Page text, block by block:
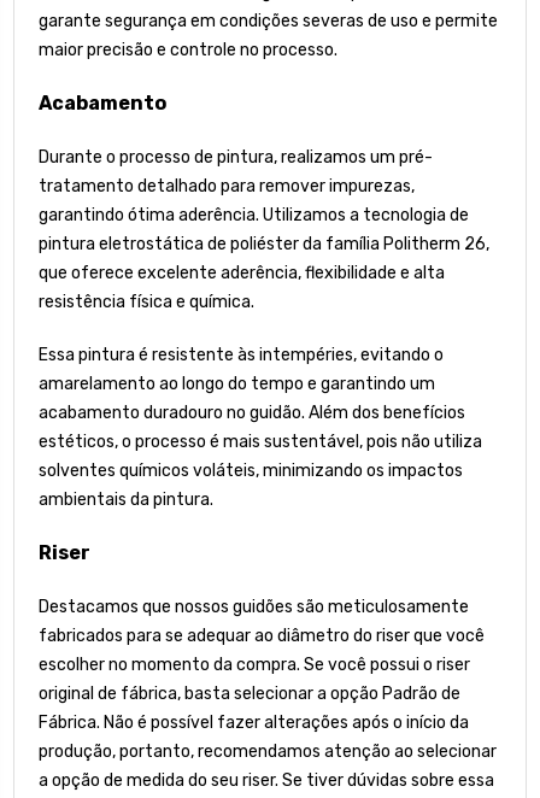
garante segurança em condições severas de uso e permite
maior precisão e controle no processo.
Acabamento
Durante o processo de pintura, realizamos um pré-
tratamento detalhado para remover impurezas,
garantindo ótima aderência. Utilizamos a tecnologia de
pintura eletrostática de poliéster da família Politherm 26,
que oferece excelente aderência, flexibilidade e alta
resistência física e química.
Essa pintura é resistente às intempéries, evitando o
amarelamento ao longo do tempo e garantindo um
acabamento duradouro no guidão. Além dos benefícios
estéticos, o processo é mais sustentável, pois não utiliza
solventes químicos voláteis, minimizando os impactos
ambientais da pintura.
Riser
Destacamos que nossos guidões são meticulosamente
fabricados para se adequar ao diâmetro do riser que você
escolher no momento da compra. Se você possui o riser
original de fábrica, basta selecionar a opção Padrão de
Fábrica. Não é possível fazer alterações após o início da
produção, portanto, recomendamos atenção ao selecionar
a opção de medida do seu riser. Se tiver dúvidas sobre essa